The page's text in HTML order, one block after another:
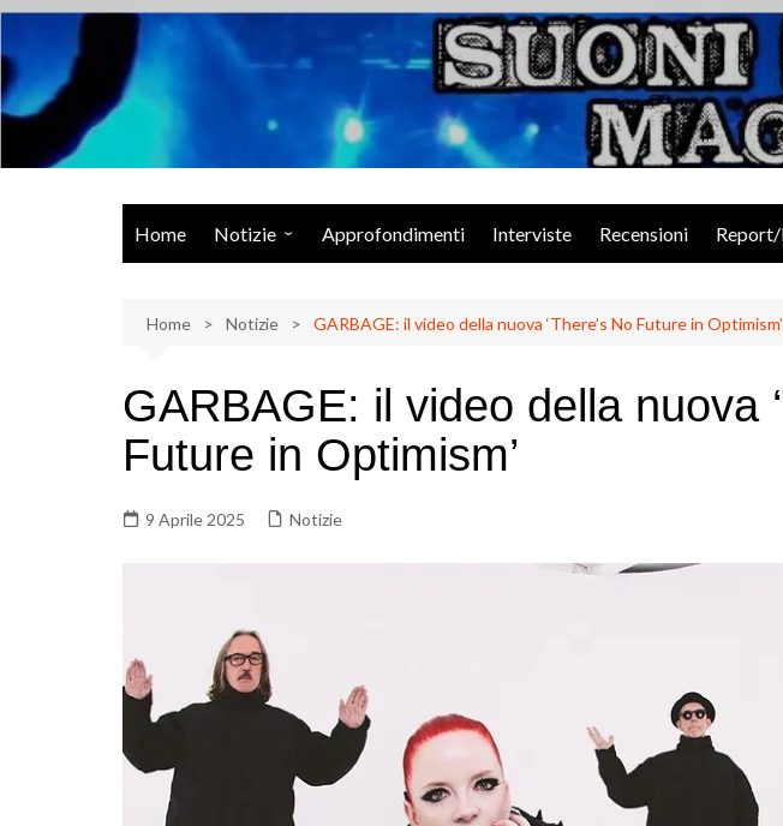
Salta
contenuto
Musica Rock, Metal, Punk e varie sonorità alternative
Home Notizie
Eventi
Libri
Approfondimenti Interviste Recensioni
Home Notizie GARBAGE: il video della nuova ‘There’s No Future in Optimism’
GARBAGE: il video della nuova
Future in Optimism’
9 Aprile 2025 Notizie